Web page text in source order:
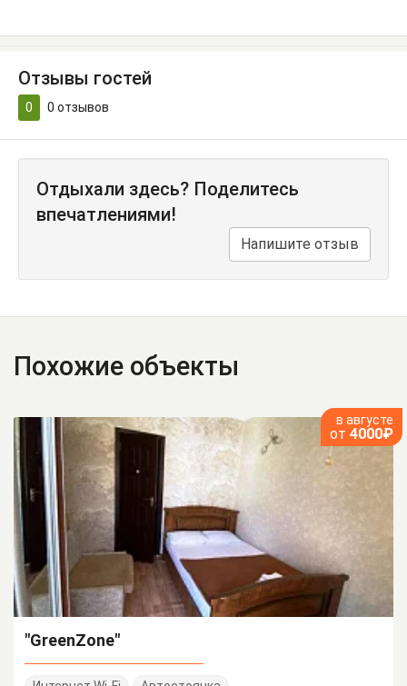
Отзывы гостей
0 0 отзывов
Отдыхали здесь? Поделитесь
впечатлениями!
Напишите отзыв
Похожие объекты
в августе
от 4000₽
"GreenZone"